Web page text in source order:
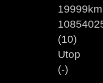
(10)
Utop
(-)